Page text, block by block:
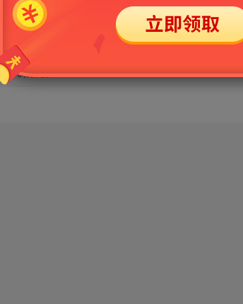
浏览次数：3323